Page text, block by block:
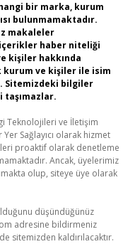
bir marka, kurum
bulunmamaktadır.
makaleler
haber niteliği
kişiler hakkında
kurum ve kişiler ile isim
Sitemizdeki bilgiler
Teknolojileri ve İletişim
Sağlayıcı olarak hizmet
proaktif olarak denetleme
Ancak, üyelerimiz
olup, siteye üye olarak
düşündüğünüz
adresine bildirmeniz
sitemizden kaldırılacaktır.